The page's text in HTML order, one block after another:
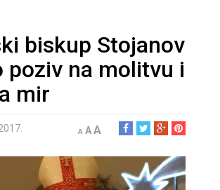
biskup Stojanov
poziv na molitvu i
mir
A AA